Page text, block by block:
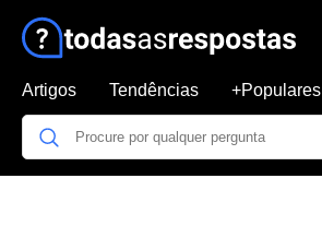
Artigos Tendências +Populares